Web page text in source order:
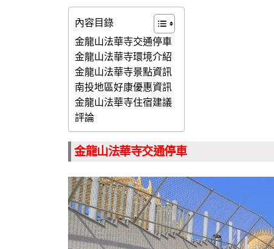
內容目錄
金龍山法華寺交通停車
金龍山法華寺環境介紹
金龍山法華寺景點資訊
南投地區好康優惠資訊
金龍山法華寺住宿建議
評論
金龍山法華寺交通停車